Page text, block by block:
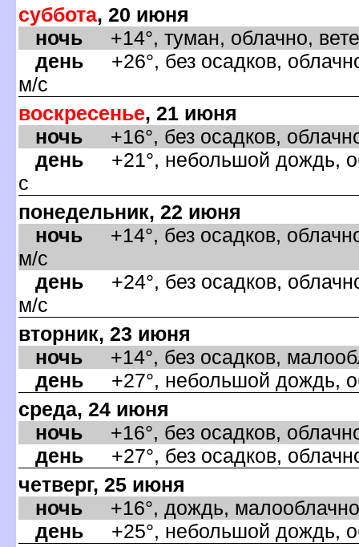
суббота, 20 июня
ночь +14°, туман, облачно,
день +26°, без осадков,
м/с
оскресенье, 21 июня
ночь +16°, без осадков,
день +21°, небольшой дождь,
с
понедельник, 22 июня
ночь +14°, без осадков,
м/с
день +24°, без осадков,
м/с
торник, 23 июня
ночь +14°, без осадков,
день +27°, небольшой дождь,
среда, 24 июня
ночь +16°, без осадков,
день +27°, без осадков,
четверг, 25 июня
ночь +16°, дождь,
день +25°, небольшой дождь,